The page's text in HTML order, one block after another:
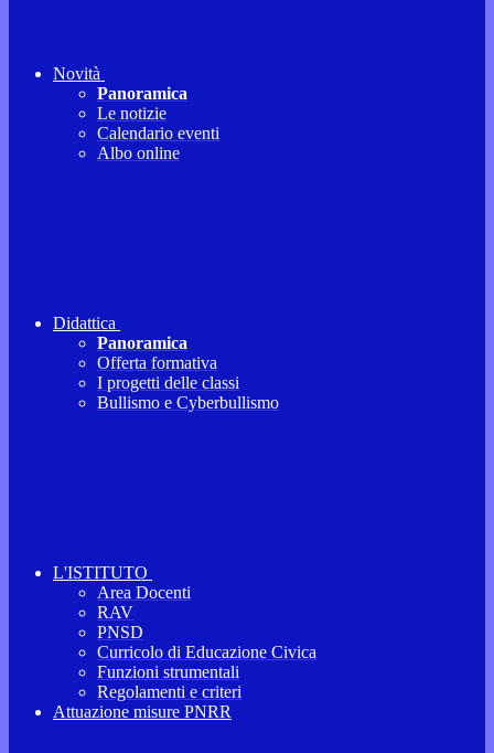
Novità
Panoramica
Le notizie
Calendario eventi
Albo online
Didattica
Panoramica
Offerta formativa
I progetti delle classi
Bullismo e Cyberbullismo
L'ISTITUTO
Area Docenti
RAV
PNSD
Curricolo di Educazione Civica
Funzioni strumentali
Regolamenti e criteri
Attuazione misure PNRR